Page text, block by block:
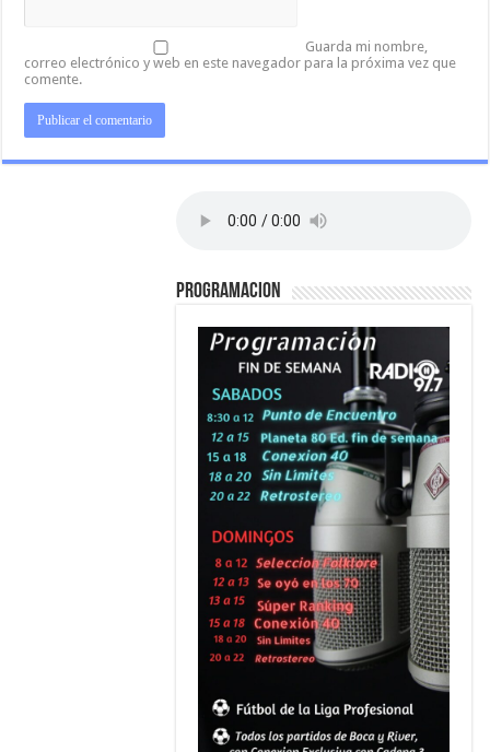
Guarda mi nombre,
correo electrónico y web en este navegador para la próxima vez que
comente.
PROGRAMACION